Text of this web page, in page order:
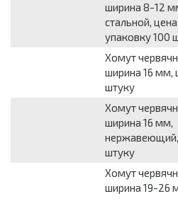
ширина 8-12
стальной, цена
упаковку 100
Хомут
ширина 16 мм,
штуку
Хомут
ширина 16 мм,
нержавеющий,
штуку
Хомут
ширина 19-26